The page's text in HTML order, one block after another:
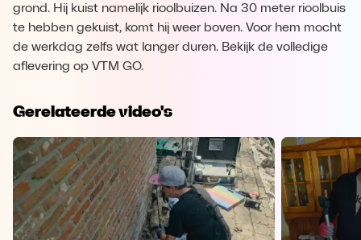
grond. Hij kuist namelijk rioolbuizen. Na 30 meter rioolbuis
te hebben gekuist, komt hij weer boven. Voor hem mocht
de werkdag zelfs wat langer duren. Bekijk de volledige
aflevering op VTM GO.
Gerelateerde video's